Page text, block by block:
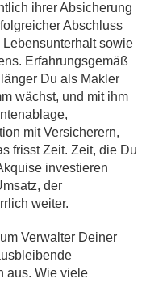
ihrer Absicherung
Abschluss
sowie
Erfahrungsgemäß
Du als Makler
wächst, und mit ihm
mit Versicherern,
frisst Zeit. Zeit, die Du
investieren
der
weiter.
Verwalter Deiner
aus. Wie viele